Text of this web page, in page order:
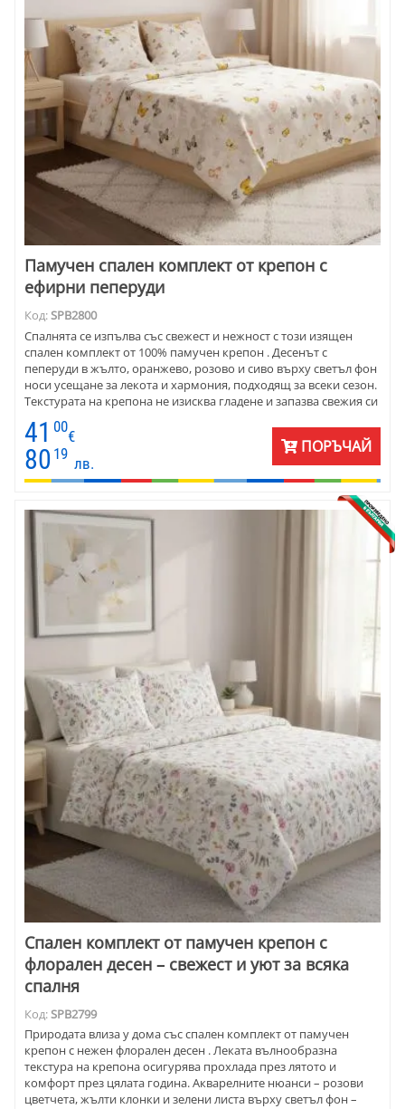
Памучен спален комплект от крепон с
ефирни пеперуди
Код:SPB2800
Спалнята се изпълва със свежест и нежност с този изящен
спален комплект от 100% памучен крепон . Десенът с
пеперуди в жълто, оранжево, розово и сиво върху светъл фон
носи усещане за лекота и хармония, подходящ за всеки сезон.
Текстурата на крепона не изисква гладене и запазва свежия си
вид след всяко пране. Подходящ за различни размери легла –
от единично и тип „приста“ до голяма спалня. Перфектният
избор за модерни жени и мъже, които търсят комбинация от
стил, комфорт и практичност в ежедневието си.
41 00
€
80 19
лв.
ПОРЪЧАЙ
Спален комплект от памучен крепон с
флорален десен – свежест и уют за всяка
спалня
Код:SPB2799
Природата влиза у дома със спален комплект от памучен
крепон с нежен флорален десен . Леката вълнообразна
текстура на крепона осигурява прохлада през лятото и
комфорт през цялата година. Акварелните нюанси – розови
цветчета, жълти клонки и зелени листа върху светъл фон –